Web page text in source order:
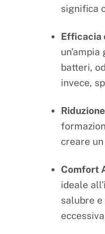
significa
Efficacia
batteri,
invece,
creare
Comfort
ideale
salubre